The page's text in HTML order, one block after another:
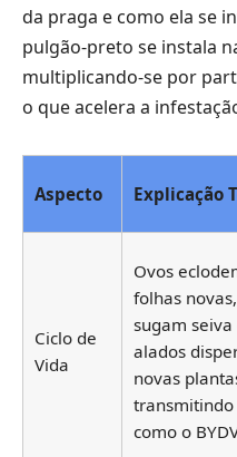
da praga e como ela se
pulgão-preto se instala
multiplicando-se por
o que acelera a
Aspecto Explicação
Ciclo de
Vida
Ovos
folhas
sugam
alados
novas
transmitindo
como o